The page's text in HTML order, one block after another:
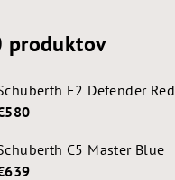
produktov
E2 Defender Red
C5 Master Blue